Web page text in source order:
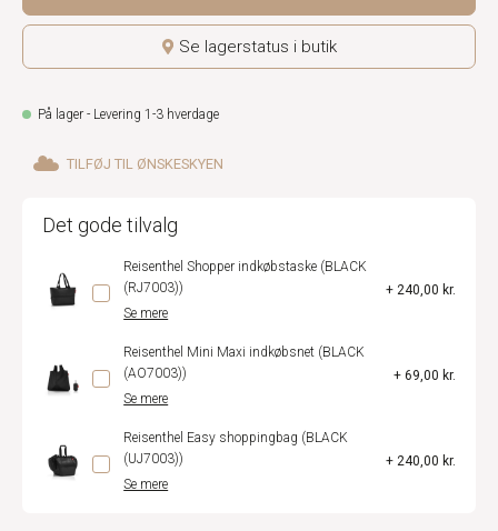
Se lagerstatus i butik
På lager - Levering 1-3 hverdage
TILFØJ TIL ØNSKESKYEN
Det gode tilvalg
Reisenthel Shopper indkøbstaske (BLACK
(RJ7003))
Se mere
+ 240,00 kr.
Reisenthel Mini Maxi indkøbsnet (BLACK
(AO7003))
Se mere
+ 69,00 kr.
Reisenthel Easy shoppingbag (BLACK
(UJ7003))
Se mere
+ 240,00 kr.